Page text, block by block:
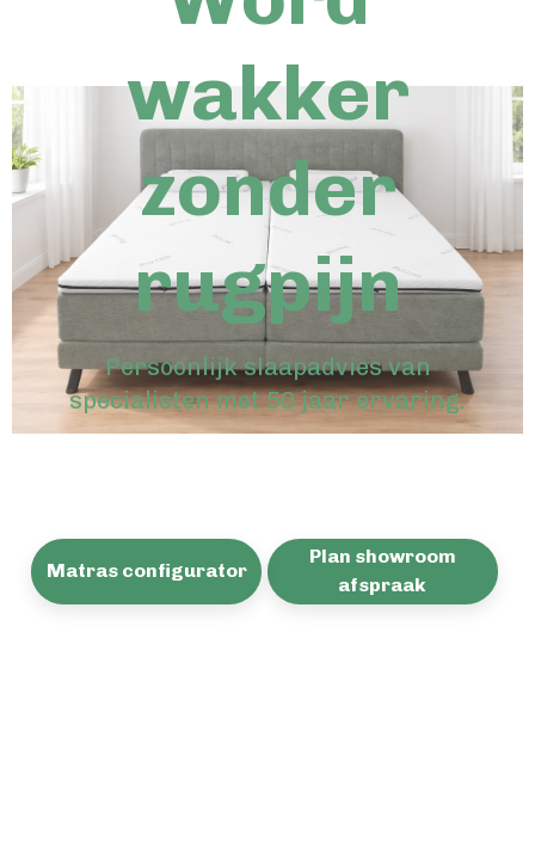
wakker
zonder
rugpijn
Persoonlijk slaapadvies van
specialisten met 50 jaar ervaring.
Matras configurator
Plan showroom
afspraak